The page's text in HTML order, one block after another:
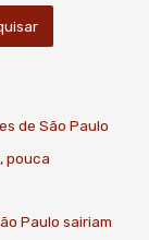
de São Paulo
pouca
Paulo sairiam